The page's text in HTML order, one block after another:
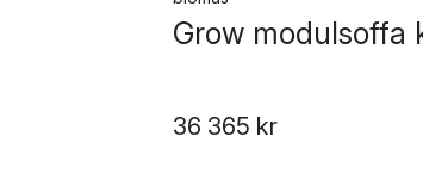
Grow modulsoffa
36 365 kr